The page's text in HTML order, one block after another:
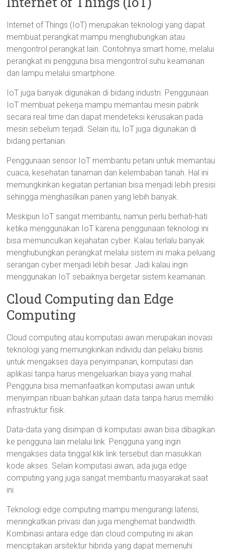
Internet of Things (IoT) merupakan teknologi yang dapat
membuat perangkat mampu menghubungkan atau
mengontrol perangkat lain. Contohnya smart home, melalui
perangkat ini pengguna bisa mengontrol suhu keamanan
dan lampu melalui smartphone.
IoT juga banyak digunakan di bidang industri. Penggunaan
IoT membuat pekerja mampu memantau mesin pabrik
secara real time dan dapat mendeteksi kerusakan pada
mesin sebelum terjadi. Selain itu, IoT juga digunakan di
bidang pertanian.
Penggunaan sensor IoT membantu petani untuk memantau
cuaca, kesehatan tanaman dan kelembaban tanah. Hal ini
memungkinkan kegiatan pertanian bisa menjadi lebih presisi
sehingga menghasilkan panen yang lebih banyak.
Meskipun IoT sangat membantu, namun perlu berhati-hati
ketika menggunakan IoT karena penggunaan teknologi ini
bisa memunculkan kejahatan cyber. Kalau terlalu banyak
menghubungkan perangkat melalui sistem ini maka peluang
serangan cyber menjadi lebih besar. Jadi kalau ingin
menggunakan IoT sebaiknya bergetar sistem keamanan.
Cloud Computing dan Edge
Computing
Cloud computing atau komputasi awan merupakan inovasi
teknologi yang memungkinkan individu dan pelaku bisnis
untuk mengakses daya penyimpanan, komputasi dan
aplikasi tanpa harus mengeluarkan biaya yang mahal.
Pengguna bisa memanfaatkan komputasi awan untuk
menyimpan ribuan bahkan jutaan data tanpa harus memiliki
infrastruktur fisik.
Data-data yang disimpan di komputasi awan bisa dibagikan
ke pengguna lain melalui link. Pengguna yang ingin
mengakses data tinggal klik link tersebut dan masukkan
kode akses. Selain komputasi awan, ada juga edge
computing yang juga sangat membantu masyarakat saat
ini.
Teknologi edge computing mampu mengurangi latensi,
meningkatkan privasi dan juga menghemat bandwidth.
Kombinasi antara edge dan cloud computing ini akan
menciptakan arsitektur hibrida yang dapat memenuhi